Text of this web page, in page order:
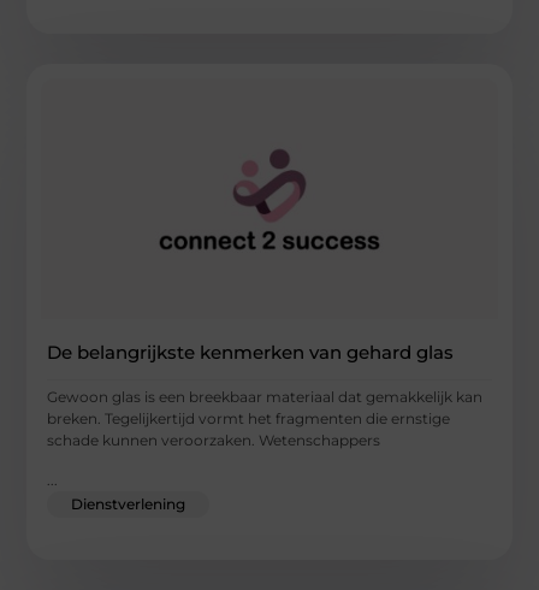
De belangrijkste kenmerken van gehard glas
Gewoon glas is een breekbaar materiaal dat gemakkelijk kan
breken. Tegelijkertijd vormt het fragmenten die ernstige
schade kunnen veroorzaken. Wetenschappers
Dienstverlening